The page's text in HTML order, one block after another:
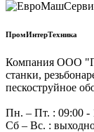
ПромИнтерТехника
Компания ООО
станки,
пескоструйное
Пн. – Пт. : 09:00 -
Сб – Вс. :